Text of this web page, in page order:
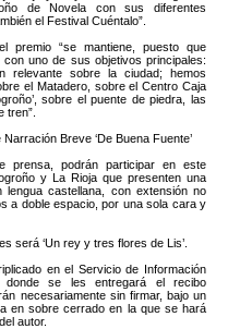
de Novela con sus diferentes
el Festival Cuéntalo”.
premio “se mantiene, puesto que
uno de sus objetivos principales:
relevante sobre la ciudad; hemos
el Matadero, sobre el Centro Caja
sobre el puente de piedra, las
tren”.
Breve ‘De Buena Fuente’
prensa, podrán participar en este
y La Rioja que presenten una
castellana, con extensión no
a doble espacio, por una sola cara y
será ‘Un rey y tres flores de Lis’.
en el Servicio de Información
donde se les entregará el recibo
necesariamente sin firmar, bajo un
en sobre cerrado en la que se hará
autor.